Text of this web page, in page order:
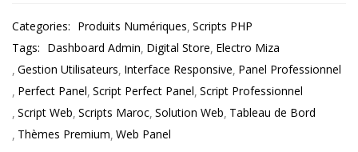
Categories: Produits Numériques Scripts PHP
Tags: Dashboard Admin Digital Store Electro Miza
Gestion Utilisateurs Interface Responsive Panel Professionnel
Perfect Panel Script Perfect Panel Script Professionnel
Script Web Scripts Maroc Solution Web Tableau de Bord
Thèmes Premium Web Panel